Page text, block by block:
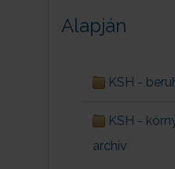
Alapján
KSH -
KSH -
archív